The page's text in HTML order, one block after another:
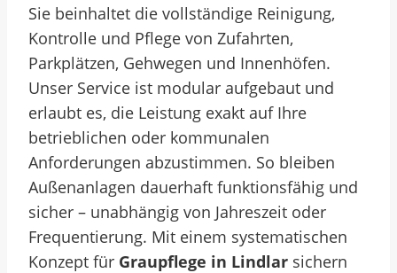
Sie beinhaltet die vollständige Reinigung,
Kontrolle und Pflege von Zufahrten,
Parkplätzen, Gehwegen und Innenhöfen.
Unser Service ist modular aufgebaut und
erlaubt es, die Leistung exakt auf Ihre
betrieblichen oder kommunalen
Anforderungen abzustimmen. So bleiben
Außenanlagen dauerhaft funktionsfähig und
sicher – unabhängig von Jahreszeit oder
Frequentierung. Mit einem systematischen
Konzept für Graupflege in Lindlar sichern